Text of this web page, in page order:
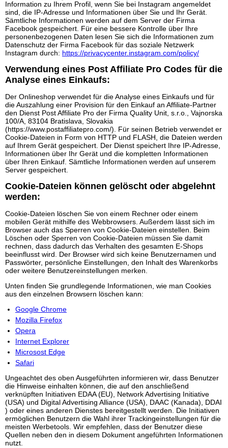
Information zu Ihrem Profil, wenn Sie bei Instagram angemeldet
sind, die IP-Adresse und Informationen über Sie und Ihr Gerät.
Sämtliche Informationen werden auf dem Server der Firma
Facebook gespeichert. Für eine bessere Kontrolle über Ihre
personenbezogenen Daten lesen Sie sich die Informationen zum
Datenschutz der Firma Facebook für das soziale Netzwerk
Instagram durch: https://privacycenter.instagram.com/policy/
Verwendung eines Post Affiliate Pro Codes für die
Analyse eines Einkaufs:
Der Onlineshop verwendet für die Analyse eines Einkaufs und für
die Auszahlung einer Provision für den Einkauf an Affiliate-Partner
den Dienst Post Affiliate Pro der Firma Quality Unit, s.r.o., Vajnorska
100/A, 83104 Bratislava, Slovakia
(https://www.postaffiliatepro.com/). Für seinen Betrieb verwendet er
Cookie-Dateien in Form von HTTP und FLASH, die Dateien werden
auf Ihrem Gerät gespeichert. Der Dienst speichert Ihre IP-Adresse,
Informationen über Ihr Gerät und die kompletten Informationen
über Ihren Einkauf. Sämtliche Informationen werden auf unserem
Server gespeichert.
Cookie-Dateien können gelöscht oder abgelehnt
werden:
Cookie-Dateien löschen Sie von einem Rechner oder einem
mobilen Gerät mithilfe des Webbrowsers. Außerdem lässt sich im
Browser auch das Sperren von Cookie-Dateien einstellen. Beim
Löschen oder Sperren von Cookie-Dateien müssen Sie damit
rechnen, dass dadurch das Verhalten des gesamten E-Shops
beeinflusst wird. Der Browser wird sich keine Benutzernamen und
Passwörter, persönliche Einstellungen, den Inhalt des Warenkorbs
oder weitere Benutzereinstellungen merken.
Unten finden Sie grundlegende Informationen, wie man Cookies
aus den einzelnen Browsern löschen kann:
Google Chrome
Mozilla Firefox
Opera
Internet Explorer
Microsost Edge
Safari
Ungeachtet des oben Ausgeführten informieren wir, dass Benutzer
die Hinweise einhalten können, die auf den anschließend
verknüpften Initiativen EDAA (EU), Network Advertising Initiative
(USA) und Digital Advertising Alliance (USA), DAAC (Kanada), DDAI
) oder eines anderen Dienstes bereitgestellt werden. Die Initiativen
ermöglichen Benutzern die Wahl ihrer Trackingeinstellungen für die
meisten Werbetools. Wir empfehlen, dass der Benutzer diese
Quellen neben den in diesem Dokument angeführten Informationen
nutzt.